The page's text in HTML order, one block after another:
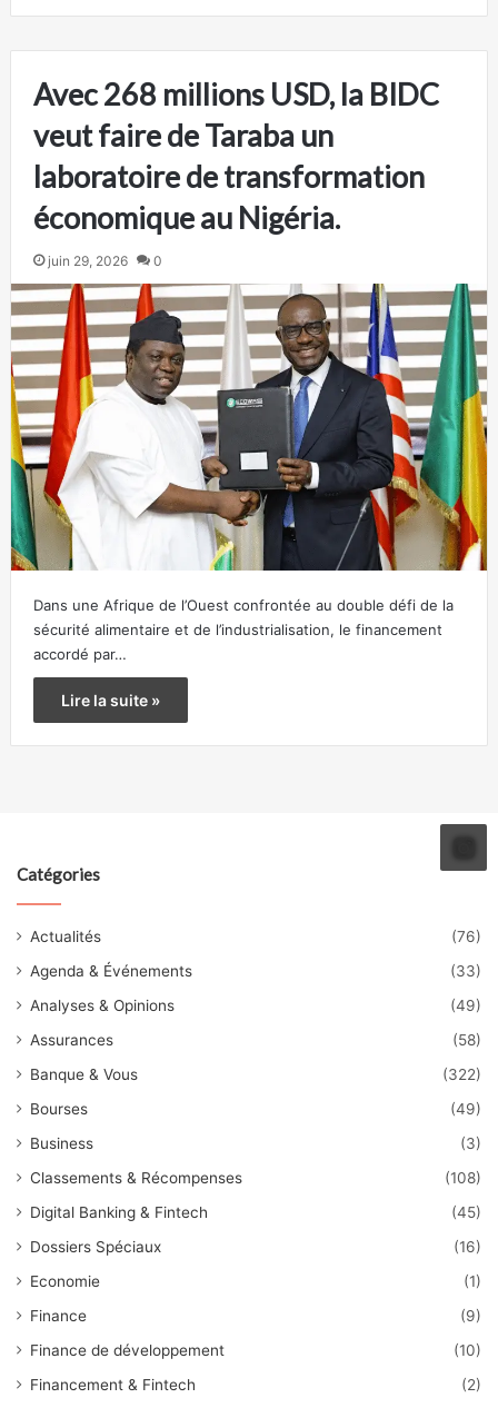
Avec 268 millions USD, la BIDC
veut faire de Taraba un
laboratoire de transformation
économique au Nigéria.
juin 29, 2026 0
Dans une Afrique de l’Ouest confrontée au double défi de la
sécurité alimentaire et de l’industrialisation, le financement
accordé par…
Lire la suite »
Catégories
Actualités
(76)
Agenda & Événements
(33)
Analyses & Opinions
(49)
Assurances
(58)
Banque & Vous
(322)
Bourses
(49)
Business
(3)
Classements & Récompenses
(108)
Digital Banking & Fintech
(45)
Dossiers Spéciaux
(16)
Economie
(1)
Finance
(9)
Finance de développement
(10)
Financement & Fintech
(2)